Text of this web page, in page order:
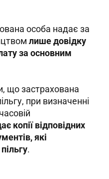
особа надає за
лише довідку
за основним
що застрахована
при визначенні
копії відповідних
які
.